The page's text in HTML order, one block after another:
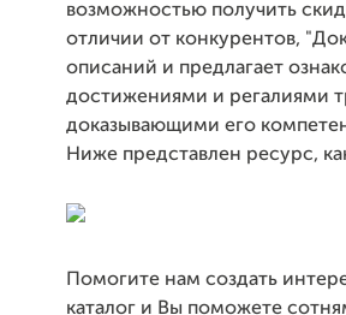
возможностью получить
отличии от конкурентов,
описаний и предлагает
достижениями и регалиями
доказывающими его
Ниже представлен ресурс,
Помогите нам создать
каталог и Вы поможете